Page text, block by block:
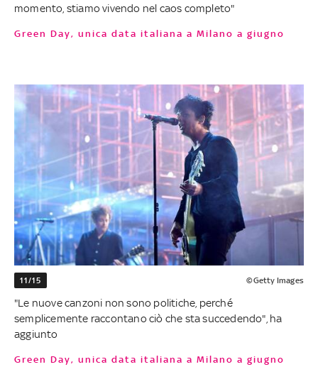
momento, stiamo vivendo nel caos completo"
Green Day, unica data italiana a Milano a giugno
11/15 ©Getty Images
"Le nuove canzoni non sono politiche, perché
semplicemente raccontano ciò che sta succedendo", ha
aggiunto
Green Day, unica data italiana a Milano a giugno